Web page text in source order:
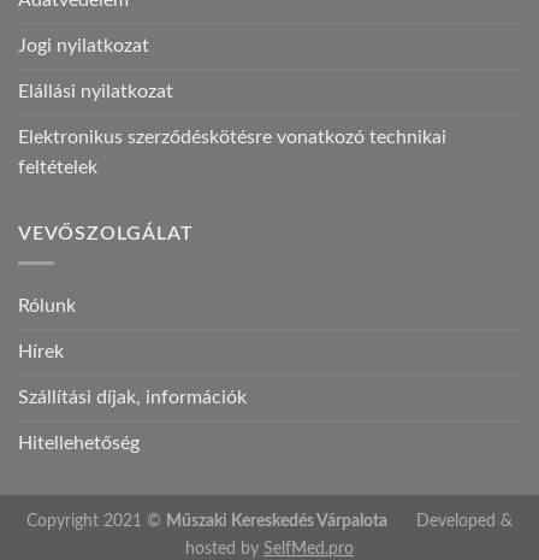
Jogi nyilatkozat
Elállási nyilatkozat
Elektronikus szerződéskötésre vonatkozó technikai
feltételek
VEVŐSZOLGÁLAT
Rólunk
Hírek
Szállítási díjak, információk
Hitellehetőség
Copyright 2021 © Műszaki Kereskedés Várpalota Developed &
hosted by SelfMed.pro